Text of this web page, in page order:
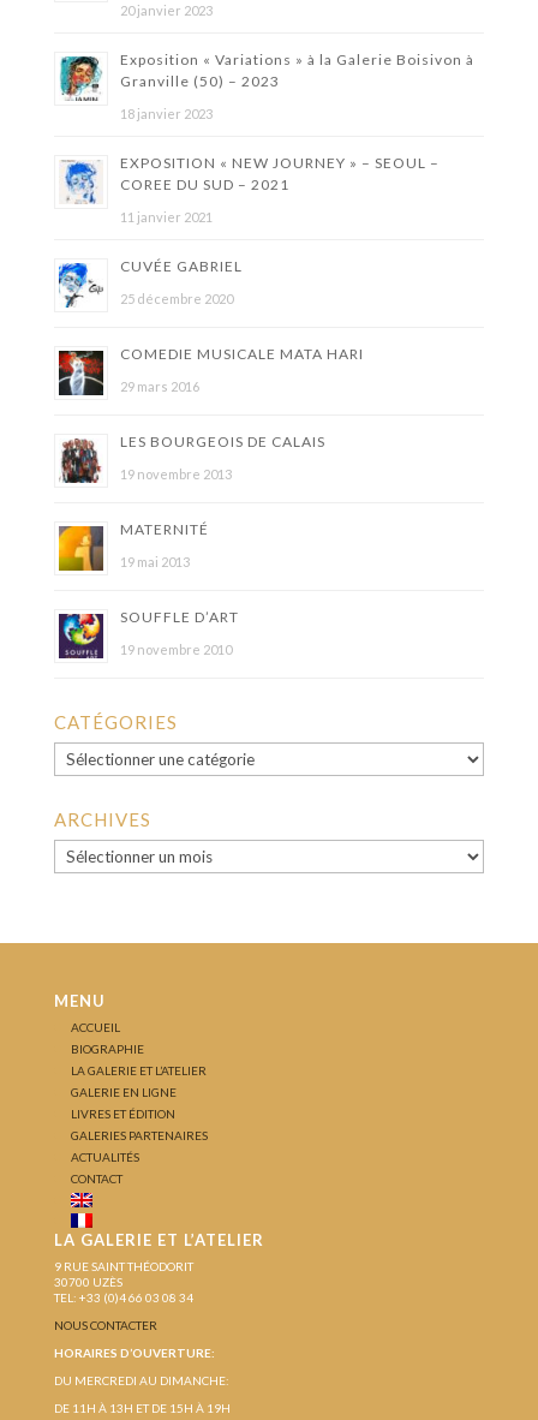
20 janvier 2023
Exposition « Variations » à la Galerie Boisivon à
Granville (50) – 2023
18 janvier 2023
EXPOSITION « NEW JOURNEY » – SEOUL –
COREE DU SUD – 2021
11 janvier 2021
CUVÉE GABRIEL
25 décembre 2020
COMEDIE MUSICALE MATA HARI
29 mars 2016
LES BOURGEOIS DE CALAIS
19 novembre 2013
MATERNITÉ
19 mai 2013
SOUFFLE D’ART
19 novembre 2010
CATÉGORIES
Catégories
ARCHIVES
Archives
MENU
ACCUEIL
BIOGRAPHIE
LA GALERIE ET L’ATELIER
GALERIE EN LIGNE
LIVRES ET ÉDITION
GALERIES PARTENAIRES
ACTUALITÉS
CONTACT
LA GALERIE ET L’ATELIER
9 RUE SAINT THÉODORIT
30700 UZÈS
TEL: +33 (0)4 66 03 08 34
NOUS CONTACTER
HORAIRES D’OUVERTURE:
DU MERCREDI AU DIMANCHE:
DE 11H À 13H ET DE 15H À 19H